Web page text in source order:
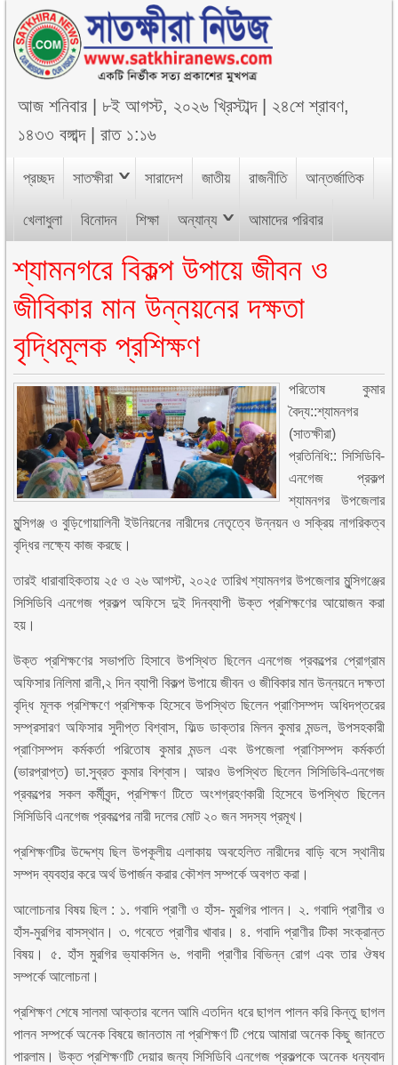
আজশনিবার ৮ই আগস্ট, ২০২৬ খ্রিস্টাব্দ| ২৪শে শ্রাবণ,
১৪৩৩ বঙ্গাব্দ|রাত ১:১৬
প্রচ্ছদ সাতক্ষীরা সারাদেশ জাতীয় রাজনীতি আন্তর্জাতিক
খেলাধুলা বিনোদন শিক্ষা অন্যান্য আমাদের পরিবার
শ্যামনগরে বিকল্প উপায়ে জীবন ও
জীবিকার মান উন্নয়নের দক্ষতা
বৃদ্ধিমূলক প্রশিক্ষণ
পরিতোষ কুমার
বৈদ্য::শ্যামনগর
(সাতক্ষীরা)
প্রতিনিধি:: সিসিডিবি-
এনগেজ প্রকল্প
শ্যামনগর উপজেলার
মুন্সিগঞ্জ ও বুড়িগোয়ালিনী ইউনিয়নের নারীদের নেতৃত্বে উন্নয়ন ও সক্রিয় নাগরিকত্ব
বৃদ্ধির লক্ষ্যে কাজ করছে।
তারই ধারাবাহিকতায় ২৫ ও ২৬ আগস্ট, ২০২৫ তারিখ শ্যামনগর উপজেলার মুন্সিগঞ্জের
সিসিডিবি এনগেজ প্রকল্প অফিসে দুই দিনব্যাপী উক্ত প্রশিক্ষণের আয়োজন করা
হয়।
উক্ত প্রশিক্ষণের সভাপতি হিসাবে উপস্থিত ছিলেন এনগেজ প্রকল্পের প্রোগ্রাম
অফিসার নিলিমা রানী,২ দিন ব্যাপী বিকল্প উপায়ে জীবন ও জীবিকার মান উন্নয়নে দক্ষতা
বৃদ্ধি মূলক প্রশিক্ষণে প্রশিক্ষক হিসেবে উপস্থিত ছিলেন প্রাণিসম্পদ অধিদপ্তরের
সম্প্রসারণ অফিসার সুদীপ্ত বিশ্বাস, ফিল্ড ডাক্তার মিলন কুমার মন্ডল, উপসহকারী
প্রাণিসম্পদ কর্মকর্তা পরিতোষ কুমার মন্ডল এবং উপজেলা প্রাণিসম্পদ কর্মকর্তা
(ভারপ্রাপ্ত) ডা.সুব্রত কুমার বিশ্বাস। আরও উপস্থিত ছিলেন সিসিডিবি-এনগেজ
প্রকল্পের সকল কর্মীবৃন্দ, প্রশিক্ষণ টিতে অংশগ্রহণকারী হিসেবে উপস্থিত ছিলেন
সিসিডিবি এনগেজ প্রকল্পের নারী দলের মোট ২০ জন সদস্য প্রমূখ।
প্রশিক্ষণটির উদ্দেশ্য ছিল উপকূলীয় এলাকায় অবহেলিত নারীদের বাড়ি বসে স্থানীয়
সম্পদ ব্যবহার করে অর্থ উপার্জন করার কৌশল সম্পর্কে অবগত করা।
আলোচনার বিষয় ছিল : ১. গবাদি প্রাণী ও হাঁস- মুরগির পালন। ২. গবাদি প্রাণীর ও
হাঁস-মুরগির বাসস্থান। ৩. গবেতে প্রাণীর খাবার। ৪. গবাদি প্রাণীর টিকা সংক্রান্ত
বিষয়। ৫. হাঁস মুরগির ভ্যাকসিন ৬. গবাদী প্রাণীর বিভিন্ন রোগ এবং তার ঔষধ
সম্পর্কে আলোচনা।
প্রশিক্ষণ শেষে সালমা আক্তার বলেন আমি এতদিন ধরে ছাগল পালন করি কিন্তু ছাগল
পালন সম্পর্কে অনেক বিষয়ে জানতাম না প্রশিক্ষণ টি পেয়ে আমারা অনেক কিছু জানতে
পারলাম। উক্ত প্রশিক্ষণটি দেয়ার জন্য সিসিডিবি এনগেজ প্রকল্পকে অনেক ধন্যবাদ